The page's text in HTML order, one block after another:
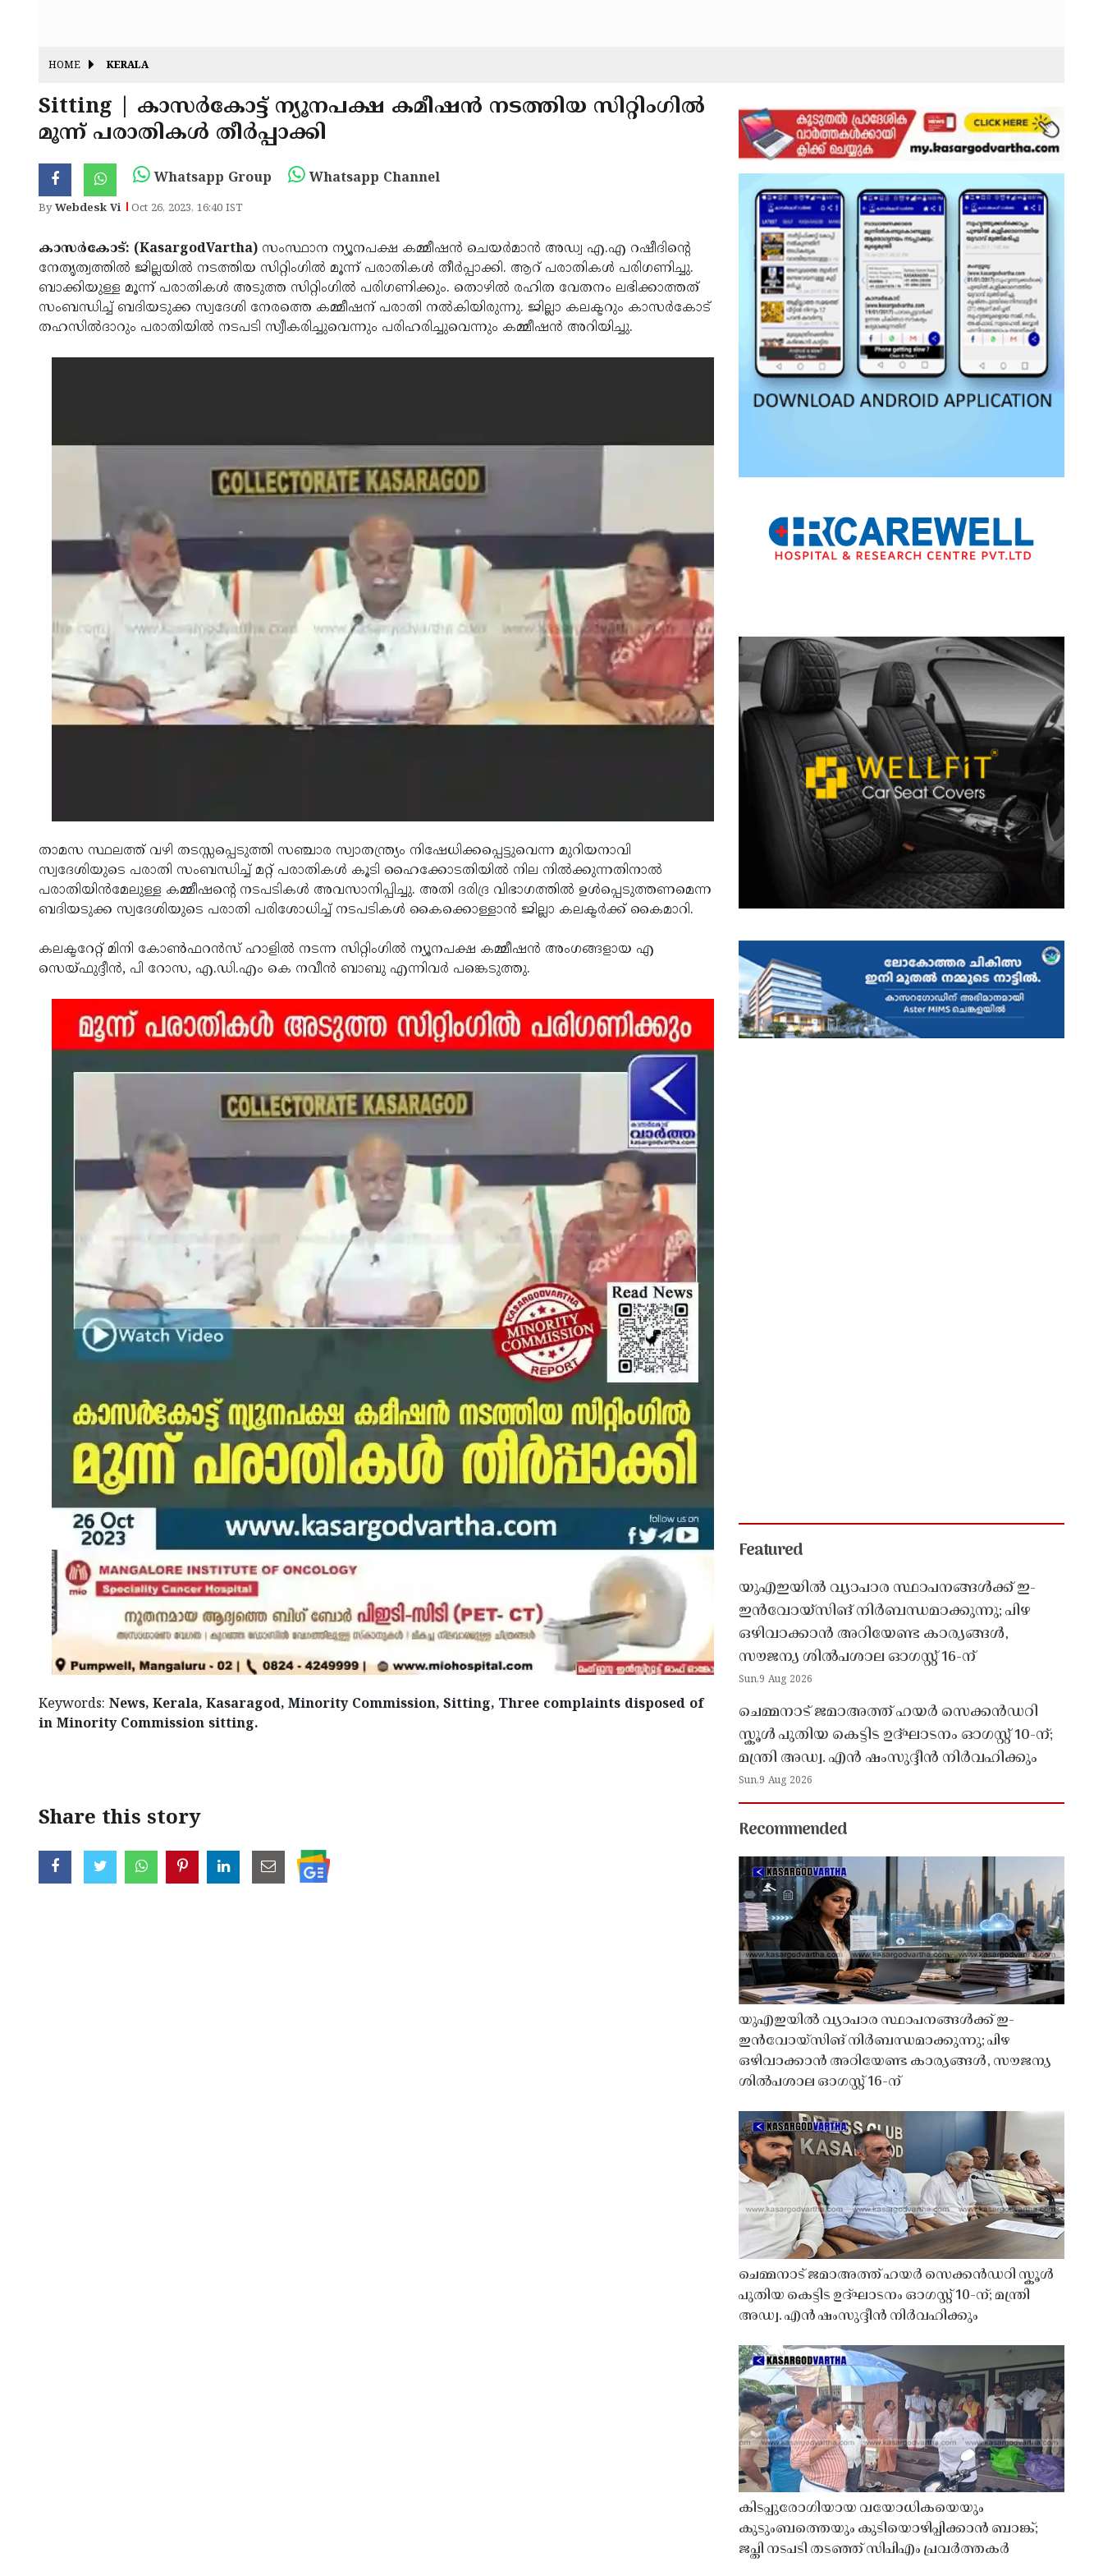
HOME KERALA
Sitting | കാസർകോട്ട് ന്യൂനപക്ഷ കമീഷന്‍ നടത്തിയ സിറ്റിംഗില്‍
മൂന്ന് പരാതികള്‍ തീര്‍പ്പാക്കി
Whatsapp Group Whatsapp Channel
ByWebdesk Vi Oct 26, 2023, 16:40 IST
കാസർകോട്: (KasargodVartha) സംസ്ഥാന ന്യൂനപക്ഷ കമ്മീഷന്‍ ചെയര്‍മാന്‍ അഡ്വ എ.എ റഷീദിന്റെ
നേതൃത്വത്തില്‍ ജില്ലയില്‍ നടത്തിയ സിറ്റിംഗില്‍ മൂന്ന് പരാതികള്‍ തീര്‍പ്പാക്കി. ആറ് പരാതികള്‍ പരിഗണിച്ചു.
ബാക്കിയുള്ള മൂന്ന് പരാതികള്‍ അടുത്ത സിറ്റിംഗില്‍ പരിഗണിക്കും. തൊഴില്‍ രഹിത വേതനം ലഭിക്കാത്തത്
സംബന്ധിച്ച് ബദിയടുക്ക സ്വദേശി നേരത്തെ കമ്മീഷന് പരാതി നല്‍കിയിരുന്നു. ജില്ലാ കലക്ടറും കാസര്‍കോട്
തഹസില്‍ദാറും പരാതിയില്‍ നടപടി സ്വീകരിച്ചുവെന്നും പരിഹരിച്ചുവെന്നും കമ്മീഷന്‍ അറിയിച്ചു.
താമസ സ്ഥലത്ത് വഴി തടസ്സപ്പെടുത്തി സഞ്ചാര സ്വാതന്ത്ര്യം നിഷേധിക്കപ്പെട്ടുവെന്ന മുറിയനാവി
സ്വദേശിയുടെ പരാതി സംബന്ധിച്ച് മറ്റ് പരാതികള്‍ കൂടി ഹൈക്കോടതിയില്‍ നില നില്‍ക്കുന്നതിനാല്‍
പരാതിയിന്‍മേലുള്ള കമ്മീഷന്റെ നടപടികള്‍ അവസാനിപ്പിച്ചു. അതി ദരിദ്ര വിഭാഗത്തില്‍ ഉള്‍പ്പെടുത്തണമെന്ന
ബദിയടുക്ക സ്വദേശിയുടെ പരാതി പരിശോധിച്ച് നടപടികള്‍ കൈക്കൊള്ളാന്‍ ജില്ലാ കലക്ടര്‍ക്ക് കൈമാറി.
കലക്ടറേറ്റ് മിനി കോണ്‍ഫറന്‍സ് ഹാളില്‍ നടന്ന സിറ്റിംഗില്‍ ന്യൂനപക്ഷ കമ്മീഷന്‍ അംഗങ്ങളായ എ
സെയ്ഫുദ്ദീന്‍, പി റോസ, എ.ഡി.എം കെ നവീന്‍ ബാബു എന്നിവര്‍ പങ്കെടുത്തു.
Keywords: News, Kerala, Kasaragod, Minority Commission, Sitting, Three complaints disposed of
in Minority Commission sitting.
Share this story
Featured
യുഎഇയിൽ വ്യാപാര സ്ഥാപനങ്ങൾക്ക് ഇ-
ഇൻവോയ്സിങ് നിർബന്ധമാക്കുന്നു; പിഴ
ഒഴിവാക്കാൻ അറിയേണ്ട കാര്യങ്ങൾ,
സൗജന്യ ശിൽപശാല ഓഗസ്റ്റ് 16-ന്
Sun,9 Aug 2026
ചെമ്മനാട് ജമാഅത്ത് ഹയർ സെക്കൻഡറി
സ്കൂൾ പുതിയ കെട്ടിട ഉദ്ഘാടനം ഓഗസ്റ്റ് 10-ന്;
മന്ത്രി അഡ്വ. എൻ ഷംസുദ്ദീൻ നിർവഹിക്കും
Sun,9 Aug 2026
Recommended
യുഎഇയിൽ വ്യാപാര സ്ഥാപനങ്ങൾക്ക് ഇ-
ഇൻവോയ്സിങ് നിർബന്ധമാക്കുന്നു; പിഴ
ഒഴിവാക്കാൻ അറിയേണ്ട കാര്യങ്ങൾ, സൗജന്യ
ശിൽപശാല ഓഗസ്റ്റ് 16-ന്
ചെമ്മനാട് ജമാഅത്ത് ഹയർ സെക്കൻഡറി സ്കൂൾ
പുതിയ കെട്ടിട ഉദ്ഘാടനം ഓഗസ്റ്റ് 10-ന്; മന്ത്രി
അഡ്വ. എൻ ഷംസുദ്ദീൻ നിർവഹിക്കും
കിടപ്പുരോഗിയായ വയോധികയെയും
കുടുംബത്തെയും കുടിയൊഴിപ്പിക്കാൻ ബാങ്ക്;
ജപ്തി നടപടി തടഞ്ഞ് സിപിഎം പ്രവർത്തകർ